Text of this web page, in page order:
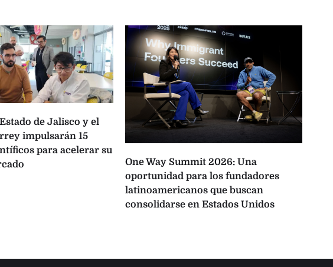
de Jalisco y el
impulsarán 15
para acelerar su
One Way Summit 2026: Una
oportunidad para los fundadores
latinoamericanos que buscan
consolidarse en Estados Unidos